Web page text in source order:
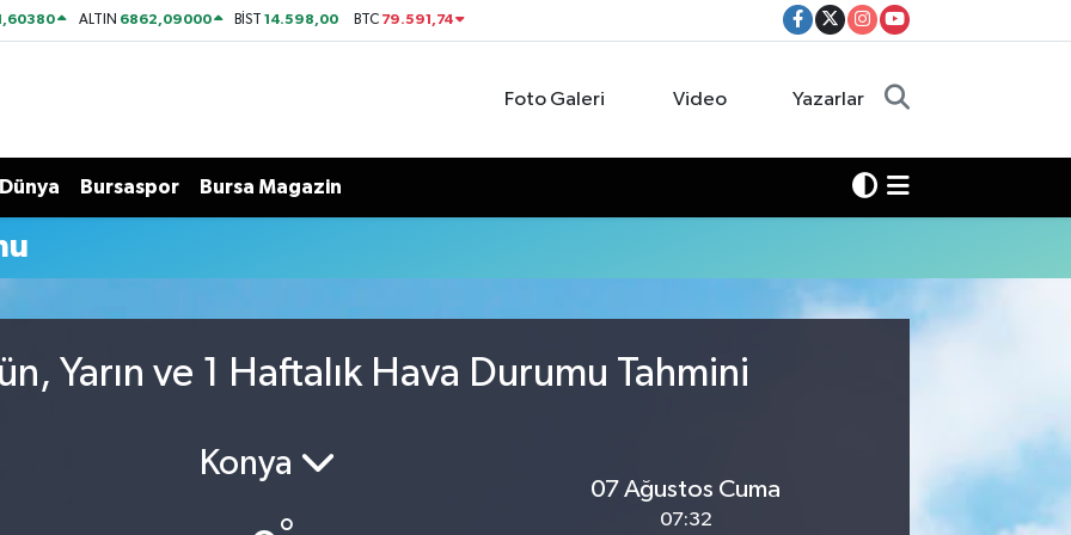
ALTIN 6862,09000 BİST14.598,00 BTC 79.591,74
Foto Galeri Video Yazarlar
Dünya Bursaspor Bursa Magazin
Yarın ve 1 Haftalık Hava Durumu Tahmini
Konya
07 Ağustos Cuma
07:32